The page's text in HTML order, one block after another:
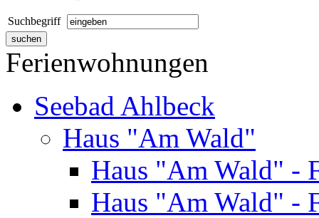
Suchbegriff
Ferienwohnungen
Seebad Ahlbeck
Haus "Am Wald"
Haus "Am Wald" -
Haus "Am Wald" -